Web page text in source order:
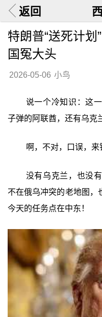
返回
特朗普“送死计
国冤大头
2026-05-06 小鸟
说一个冷知识：这
子弹的阿联酋，还有乌克
啊，不对，口误，来
没有乌克兰，也没
不在俄乌冲突的老地图，
今天的任务点在中东！